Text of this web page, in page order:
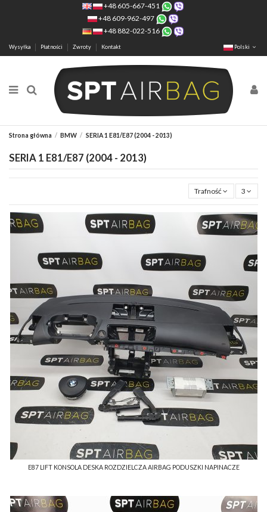
+48 605-667-451
+48 609-962-497
+48 882-022-516
Wysyłka Płatności Zwroty Kontakt Polski
Strona główna BMW SERIA 1 E81/E87 (2004 - 2013)
SERIA 1 E81/E87 (2004 - 2013)
Trafność 3
E87 LIFT KONSOLA DESKA ROZDZIELCZA AIRBAG PODUSZKI NAPINACZE